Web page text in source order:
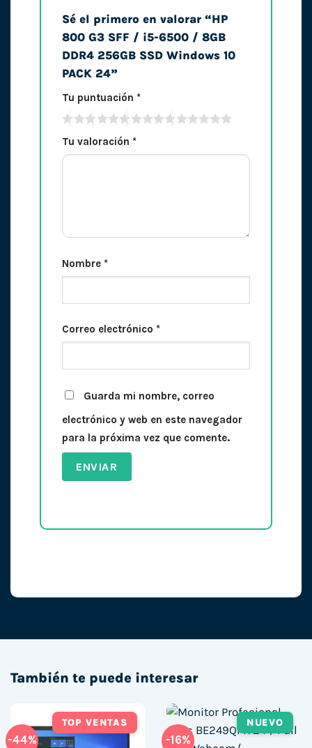
Sé el primero en valorar “HP
800 G3 SFF / i5-6500 / 8GB
DDR4 256GB SSD Windows 10
PACK 24”
Tu puntuación *
Tu valoración *
Nombre *
Correo electrónico *
Guarda mi nombre, correo
electrónico y web en este navegador
para la próxima vez que comente.
También te puede interesar
-44%
TOP VENTAS
-16%
NUEVO